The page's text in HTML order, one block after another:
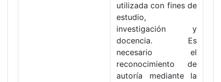
utilizada con fines de
estudio,
investigación y
docencia. Es
necesario el
reconocimiento de
autoría mediante la